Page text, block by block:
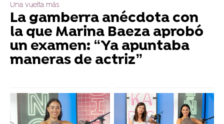
Una vuelta más
La gamberra anécdota con
la que Marina Baeza aprobó
un examen: “Ya apuntaba
maneras de actriz”